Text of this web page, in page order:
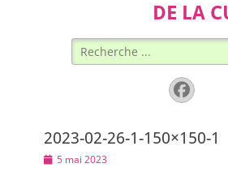
DE LA
Rechercher :
2023-02-26-1-150×150-1
Posted
5 mai 2023